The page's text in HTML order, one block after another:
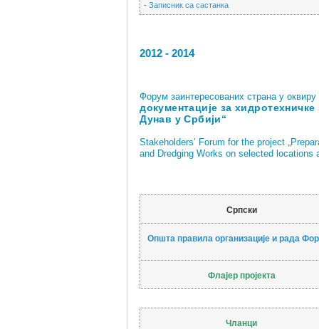
-Записник са састанка
2012 - 2014
Форум заинтересованих страна у оквиру
документације за
Дунав у Србији“
Stakeholders’ Forum for the project
and Dredging Works on selected locations
Српски
Општа правила организације и рада
Флајер пројекта
Чланци